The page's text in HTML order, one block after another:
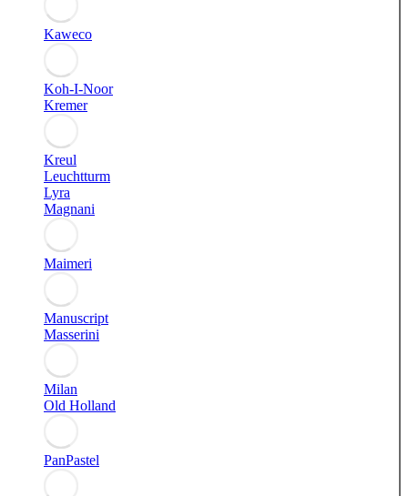
Kaweco
Koh-I-Noor
Kremer
Kreul
Leuchtturm
Lyra
Magnani
Maimeri
Manuscript
Masserini
Milan
Old Holland
PanPastel